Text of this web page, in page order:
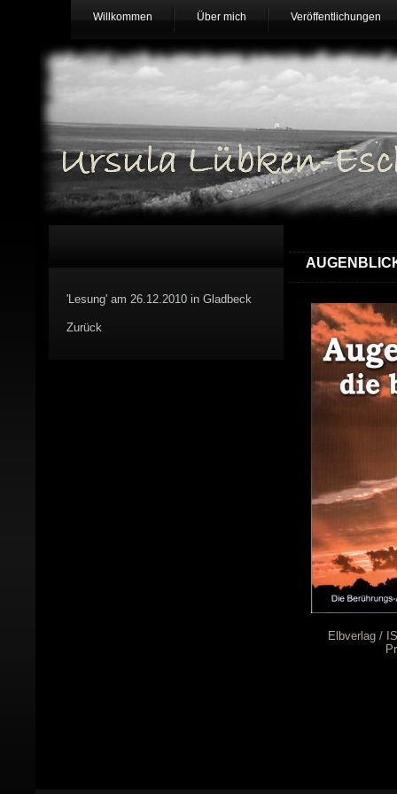
Willkommen Über mich Veröffentlichungen
Elbverlag /
'Lesung' am 26.12.2010 in Gladbeck
Zurück